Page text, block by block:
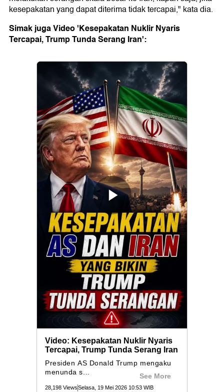
kesepakatan yang dapat diterima tidak tercapai," kata dia.
Simak juga Video 'Kesepakatan Nuklir Nyaris
Tercapai, Trump Tunda Serang Iran':